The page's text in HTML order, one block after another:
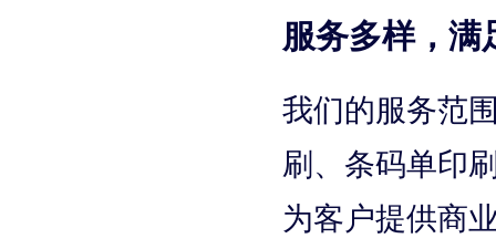
服务多样，满
我们的服务范
刷、条码单印
为客户提供商